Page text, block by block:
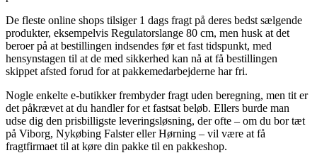
De fleste online shops tilsiger 1 dags fragt på deres bedst sælgende
produkter, eksempelvis Regulatorslange 80 cm, men husk at det
beroer på at bestillingen indsendes før et fast tidspunkt, med
hensynstagen til at de med sikkerhed kan nå at få bestillingen
skippet afsted forud for at pakkemedarbejderne har fri.
Nogle enkelte e-butikker frembyder fragt uden beregning, men tit er
det påkrævet at du handler for et fastsat beløb. Ellers burde man
udse dig den prisbilligste leveringsløsning, der ofte – om du bor tæt
på Viborg, Nykøbing Falster eller Hørning – vil være at få
fragtfirmaet til at køre din pakke til en pakkeshop.